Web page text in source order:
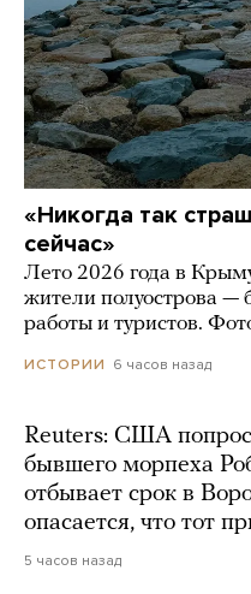
«Никогда так
сейчас»
Лето 2026 года в
жители полуострова —
работы и туристов.
ИСТОРИИ 6 часов назад
Reuters: США
бывшего морпеха
отбывает срок в
опасается, что тот
5 часов назад